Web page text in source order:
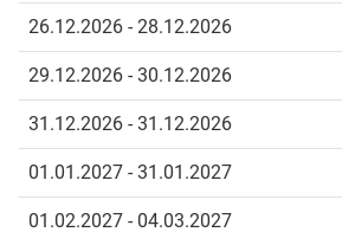
26.12.2026 - 28.12.2026
29.12.2026 - 30.12.2026
31.12.2026 - 31.12.2026
01.01.2027 - 31.01.2027
01.02.2027 - 04.03.2027